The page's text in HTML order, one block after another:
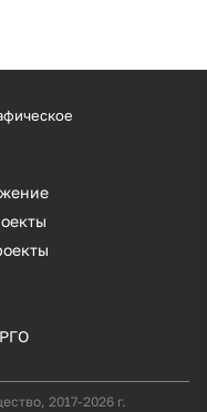
2017-2026 г.